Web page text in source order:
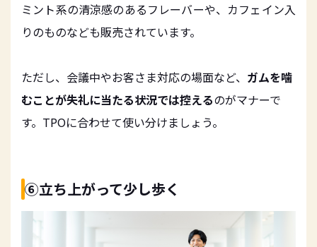
ミント系の清涼感のあるフレーバーや、カフェイン入
りのものなども販売されています。
ただし、会議中やお客さま対応の場面など、 ガムを噛
むことが失礼に当たる状況では控えるのがマナーで
す。TPOに合わせて使い分けましょう。
⑥立ち上がって少し歩く